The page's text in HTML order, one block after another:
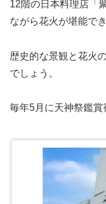
12階の日本料理店「
ながら花火が堪能でき
歴史的な景観と花火
でしょう。
毎年5月に天神祭鑑賞